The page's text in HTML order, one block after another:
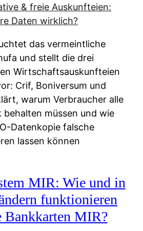
das vermeintliche
und stellt die drei
Wirtschaftsauskunfteien
Crif, Boniversum und
warum Verbraucher alle
behalten müssen und wie
Datenkopie falsche
lassen können
MIR: Wie und in
funktionieren
Bankkarten MIR?